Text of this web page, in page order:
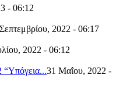
- 06:12
2022 - 06:17
2022 - 06:12
31 Μαΐου, 2022 -